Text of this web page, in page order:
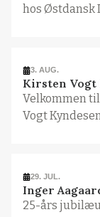
hos Østdansk
3. AUG.
Kirsten Vogt
Velkommen
Vogt
29. JUL.
Inger
25-års